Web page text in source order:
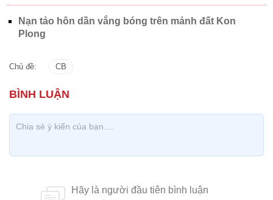
Nạn tảo hôn dần vắng bóng trên mảnh đất Kon
Plong
Chủ đề: CB